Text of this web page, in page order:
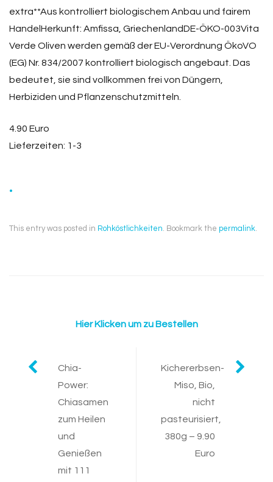
extra**Aus kontrolliert biologischem Anbau und fairem
HandelHerkunft: Amfissa, GriechenlandDE-ÖKO-003Vita
Verde Oliven werden gemäß der EU-Verordnung ÖkoVO
(EG) Nr. 834/2007 kontrolliert biologisch angebaut. Das
bedeutet, sie sind vollkommen frei von Düngern,
Herbiziden und Pflanzenschutzmitteln.
4.90 Euro
Lieferzeiten: 1-3
.
This entry was posted in Rohköstlichkeiten. Bookmark the permalink.
Hier Klicken um zu Bestellen
Post
navigation
Chia-
Power:
Chiasamen
zum Heilen
und
Genießen
mit 111
Kichererbsen-
Miso, Bio,
nicht
pasteurisiert,
380g – 9.90
Euro